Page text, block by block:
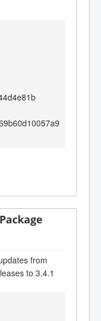
from
to 3.4.1